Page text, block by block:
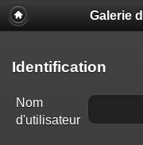
Galerie
Identification
Nom
d'utilisateur